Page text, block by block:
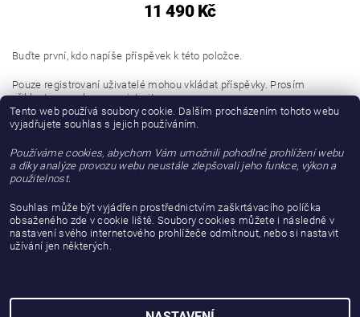
11 490 Kč
Buďte první, kdo napíše příspěvek k této položce.
Pouze registrovaní uživatelé mohou vkládat příspěvky. Prosím
přihlaste senebo seregistrujte.
Buďte první, kdo napíše příspěvek k této položce.
Přidat hodnocení
Tento web používá soubory cookie. Dalším procházením tohoto webu
vyjadřujete souhlas s jejich používáním.
Používáme cookies, abychom Vám umožnili pohodlné prohlížení webu
a díky analýze provozu webu neustále zlepšovali jeho funkce, výkon a
použitelnost.
Souhlas může být vyjádřen prostřednictvím zaškrtávacího políčka
obsaženého zde v cookie liště. Soubory cookies můžete i následně v
nastavení svého internetového prohlížeče odmítnout, nebo si nastavit
užívání jen některých.